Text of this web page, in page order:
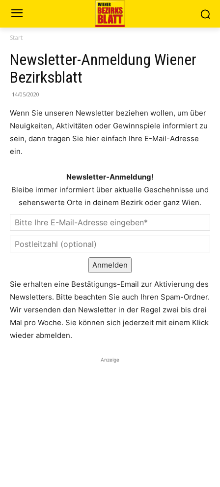
Start
Newsletter-Anmeldung Wiener
Bezirksblatt
14/05/2020
Wenn Sie unseren Newsletter beziehen wollen, um über
Neuigkeiten, Aktivitäten oder Gewinnspiele informiert zu
sein, dann tragen Sie hier einfach Ihre E-Mail-Adresse
ein.
Newsletter-Anmeldung!
Bleibe immer informiert über aktuelle Geschehnisse und
sehenswerte Orte in deinem Bezirk oder ganz Wien.
Anmelden
Sie erhalten eine Bestätigungs-Email zur Aktivierung des
Newsletters. Bitte beachten Sie auch Ihren Spam-Ordner.
Wir versenden den Newsletter in der Regel zwei bis drei
Mal pro Woche. Sie können sich jederzeit mit einem Klick
wieder abmelden.
Anzeige